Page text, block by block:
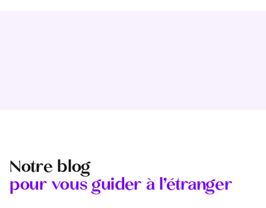
Notre blog
pour vous guider à l’étranger